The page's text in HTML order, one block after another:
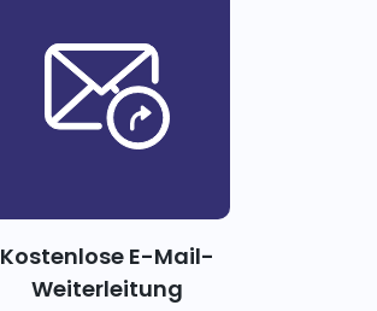
Kostenlose E-Mail-
Weiterleitung